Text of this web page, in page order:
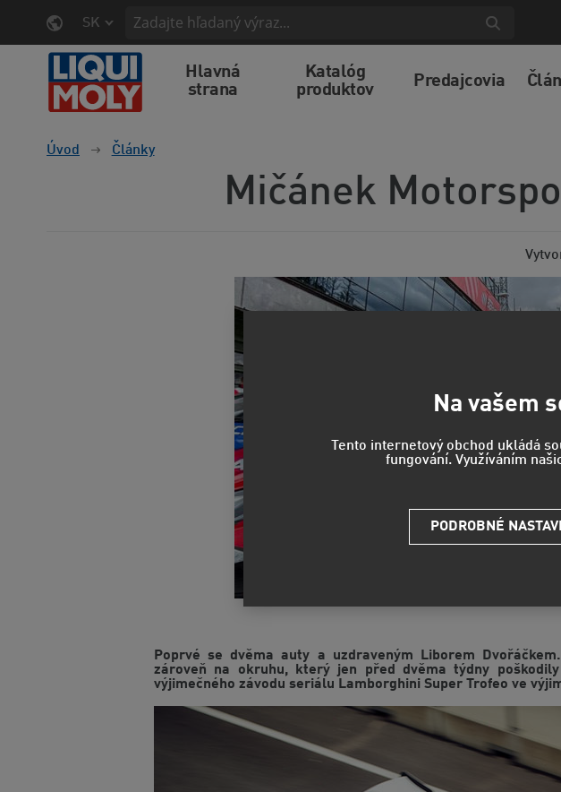
SK
Hlavná
strana
Katalóg
produktov
Predajcovia
Úvod Články
Mičánek
Poprvé se dvěma auty a uzdraveným Liborem
zároveň na okruhu, který jen před dvěma týdny
výjimečného závodu seriálu Lamborghini Super Trofeo ve
Na vašem
Tento internetový obchod ukládá
fungování. Využíváním
PODROBNÉ